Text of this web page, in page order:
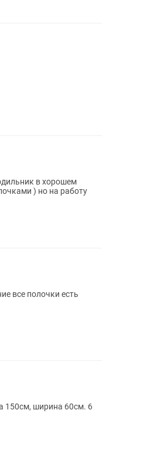
в хорошем
) но на работу
все полочки есть
150см, ширина 60см. 6